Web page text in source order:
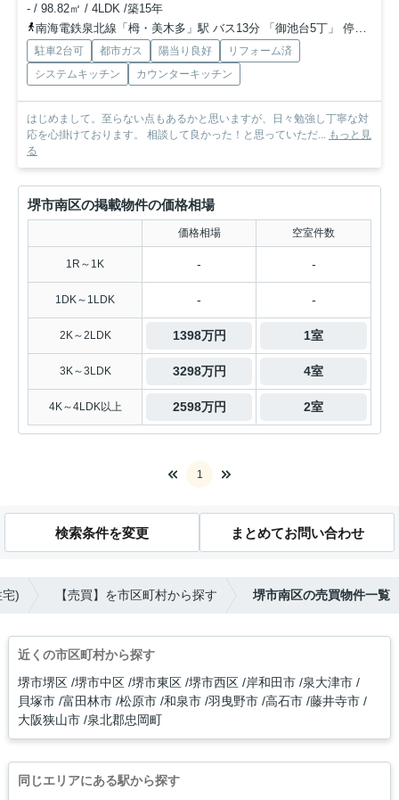
- / 98.82㎡ / 4LDK /築15年
南海電鉄泉北線「栂・美木多」駅 バス13分 「御池台5丁」 停歩4分
駐車2台可 都市ガス 陽当り良好
リフォーム済
システムキッチン
カウンターキッチン
はじめまして。至らない点もあるかと思いますが、日々勉強し丁寧な対
応を心掛けております。 相談して良かった！と思っていただ... もっと見
る
堺市南区の掲載物件の価格相場
価格相場 空室件数
1R～1K - -
1DK～1LDK - -
2K～2LDK 1398万円 1室
3K～3LDK 3298万円 4室
4K～4LDK以上 2598万円 2室
1
検索条件を変更 まとめてお問い合わせ
) 【売買】を市区町村から探す 堺市南区の売買物件一覧
近くの市区町村から探す
堺市堺区 堺市中区 堺市東区 堺市西区 岸和田市 泉大津市
貝塚市 富田林市 松原市 和泉市 羽曳野市 高石市 藤井寺市
大阪狭山市 泉北郡忠岡町
同じエリアにある駅から探す